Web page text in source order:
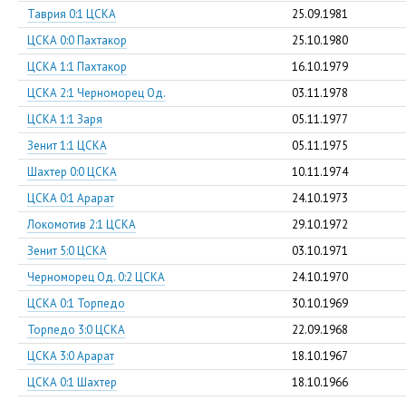
Таврия 0:1 ЦСКА
25.09.1981
ЦСКА 0:0 Пахтакор
25.10.1980
ЦСКА 1:1 Пахтакор
16.10.1979
ЦСКА 2:1 Черноморец Од.
03.11.1978
ЦСКА 1:1 Заря
05.11.1977
Зенит 1:1 ЦСКА
05.11.1975
Шахтер 0:0 ЦСКА
10.11.1974
ЦСКА 0:1 Арарат
24.10.1973
Локомотив 2:1 ЦСКА
29.10.1972
Зенит 5:0 ЦСКА
03.10.1971
Черноморец Од. 0:2 ЦСКА
24.10.1970
ЦСКА 0:1 Торпедо
30.10.1969
Торпедо 3:0 ЦСКА
22.09.1968
ЦСКА 3:0 Арарат
18.10.1967
ЦСКА 0:1 Шахтер
18.10.1966